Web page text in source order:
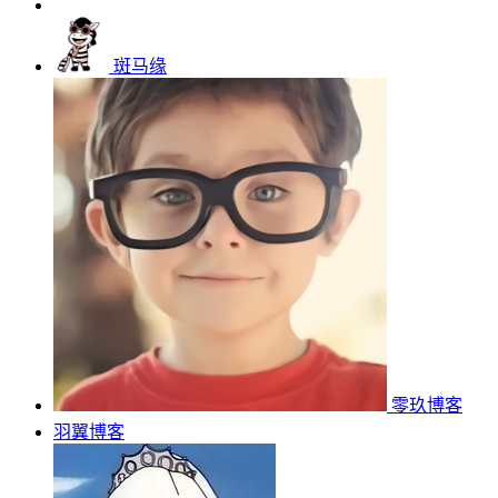
斑马缘
零玖博客
羽翼博客